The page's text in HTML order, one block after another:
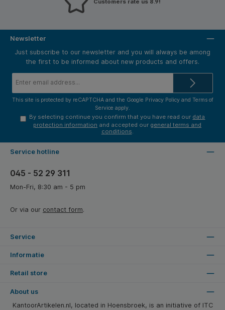
Newsletter
Just subscribe to our newsletter and you will always be among
the first to be informed about new products and offers.
This site is protected by reCAPTCHA and the Google Privacy Policyand Terms of
Service apply.
By selecting continue you confirm that you have read our data
protection information and accepted our general terms and
conditions.
Service hotline
045 - 52 29 311
Mon-Fri, 8:30 am - 5 pm
Or via our contact form.
Service
Informatie
Retail store
About us
KantoorArtikelen.nl, located in Hoensbroek, is an initiative of ITC